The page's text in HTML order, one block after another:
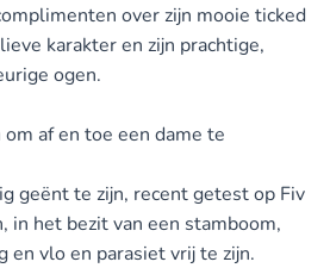
over zijn mooie ticked
karakter en zijn prachtige,
ogen.
af en toe een dame te
geënt te zijn, recent getest op Fiv
in het bezit van een stamboom,
en vlo en parasiet vrij te zijn.